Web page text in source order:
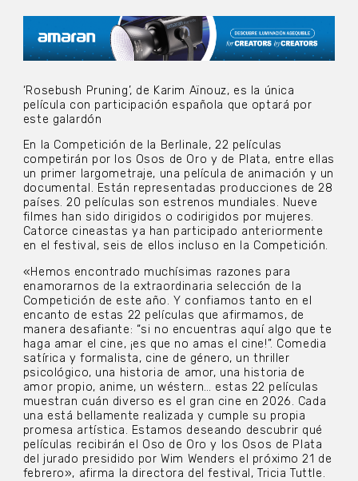
‘Rosebush Pruning’, de Karim Aïnouz, es la única
película con participación española que optará por
este galardón
En la Competición de la Berlinale, 22 películas
competirán por los Osos de Oro y de Plata, entre ellas
un primer largometraje, una película de animación y un
documental. Están representadas producciones de 28
países. 20 películas son estrenos mundiales. Nueve
filmes han sido dirigidos o codirigidos por mujeres.
Catorce cineastas ya han participado anteriormente
en el festival, seis de ellos incluso en la Competición.
«Hemos encontrado muchísimas razones para
enamorarnos de la extraordinaria selección de la
Competición de este año. Y confiamos tanto en el
encanto de estas 22 películas que afirmamos, de
manera desafiante: “si no encuentras aquí algo que te
haga amar el cine, ¡es que no amas el cine!”. Comedia
satírica y formalista, cine de género, un thriller
psicológico, una historia de amor, una historia de
amor propio, anime, un wéstern… estas 22 películas
muestran cuán diverso es el gran cine en 2026. Cada
una está bellamente realizada y cumple su propia
promesa artística. Estamos deseando descubrir qué
películas recibirán el Oso de Oro y los Osos de Plata
del jurado presidido por Wim Wenders el próximo 21 de
febrero», afirma la directora del festival, Tricia Tuttle.